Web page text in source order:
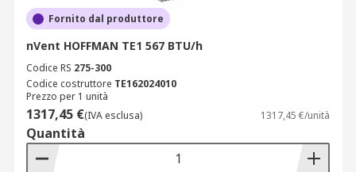
Fornito dal produttore
nVent HOFFMAN TE1 567 BTU/h
Codice RS 275-300
Codice costruttore TE162024010
Prezzo per 1 unità
1317,45 €(IVA esclusa) 1317,45 €/unità
Quantità